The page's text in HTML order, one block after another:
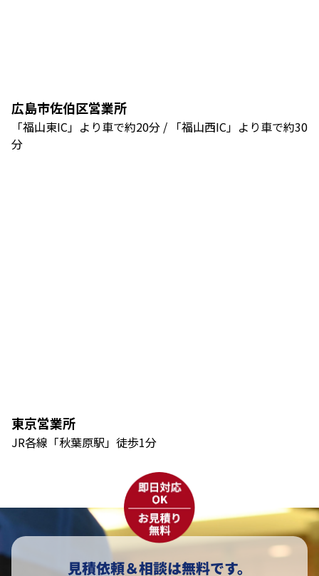
広島市佐伯区営業所
「福山東IC」より車で約20分 / 「福山西IC」より車で約30
分
東京営業所
JR各線「秋葉原駅」徒歩1分
見積依頼＆相談は無料です。